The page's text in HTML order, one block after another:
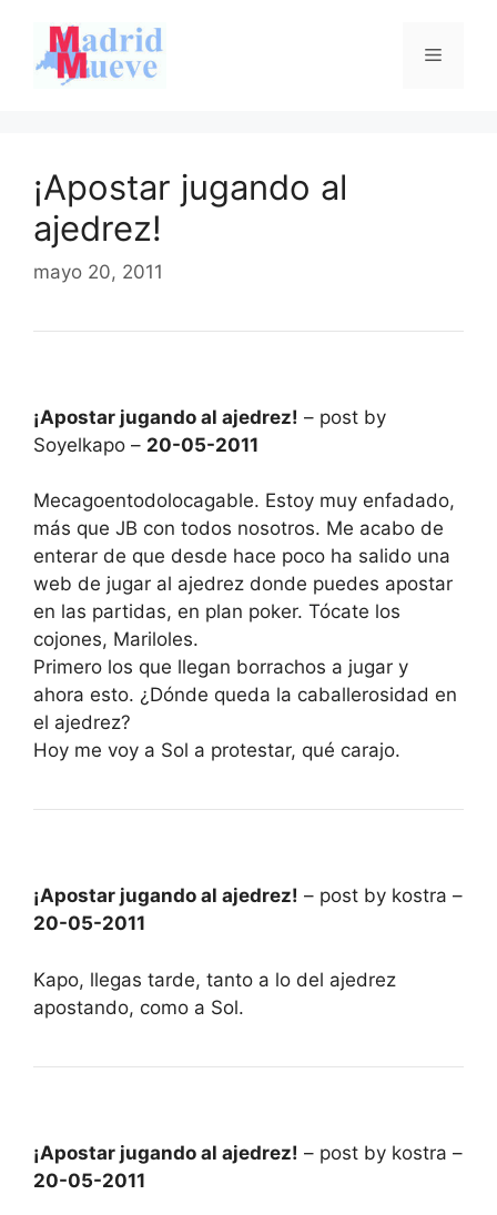
contenido
Menú
¡Apostar jugando al
ajedrez!
mayo 20, 2011
¡Apostar jugando al ajedrez! – post by
Soyelkapo – 20-05-2011
Mecagoentodolocagable. Estoy muy enfadado,
más que JB con todos nosotros. Me acabo de
enterar de que desde hace poco ha salido una
web de jugar al ajedrez donde puedes apostar
en las partidas, en plan poker. Tócate los
cojones, Mariloles.
Primero los que llegan borrachos a jugar y
ahora esto. ¿Dónde queda la caballerosidad en
el ajedrez?
Hoy me voy a Sol a protestar, qué carajo.
¡Apostar jugando al ajedrez! – post by kostra –
20-05-2011
Kapo, llegas tarde, tanto a lo del ajedrez
apostando, como a Sol.
¡Apostar jugando al ajedrez! – post by kostra –
20-05-2011